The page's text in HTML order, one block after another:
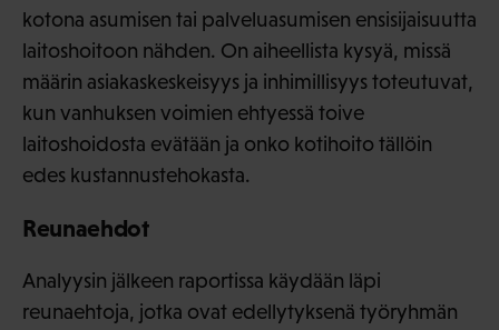
kotona asumisen tai palveluasumisen ensisijaisuutta
laitoshoitoon nähden. On aiheellista kysyä, missä
määrin asiakaskeskeisyys ja inhimillisyys toteutuvat,
kun vanhuksen voimien ehtyessä toive
laitoshoidosta evätään ja onko kotihoito tällöin
edes kustannustehokasta.
Reunaehdot
Analyysin jälkeen raportissa käydään läpi
reunaehtoja, jotka ovat edellytyksenä työryhmän